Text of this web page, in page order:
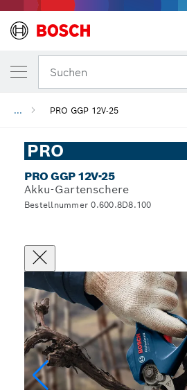
Suchen
... PRO GGP 12V-25
PRO
PRO GGP 12V-25
Akku-Gartenschere
Bestellnummer 0.600.8D8.100